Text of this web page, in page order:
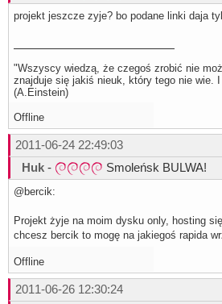
projekt jeszcze zyje? bo podane linki daja
"Wszyscy wiedzą, że czegoś zrobić nie
znajduje się jakiś nieuk, który tego nie wie. I
(A.Einstein)
Offline
2011-06-24 22:49:03
Huk - Smoleńsk BULWA!
@bercik:
Projekt żyje na moim dysku only, hosting
chcesz bercik to mogę na jakiegoś rapida
Offline
2011-06-26 12:30:24